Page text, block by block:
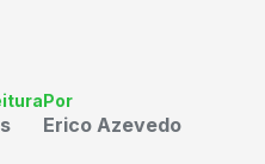
Por
Erico Azevedo